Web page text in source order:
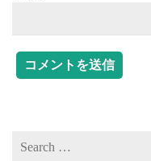
Search